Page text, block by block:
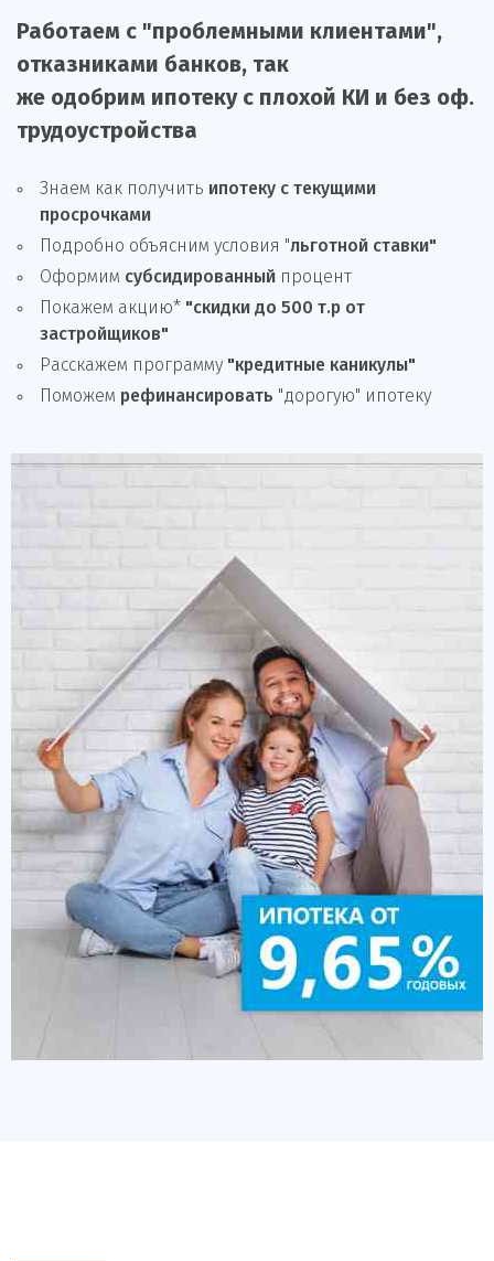
Работаем с "проблемными клиентами",
отказниками банков, так
же одобрим ипотеку с плохой КИ и без оф.
трудоустройства
Знаем как получить ипотеку с текущими
просрочками
Подробно объясним условия "льготной ставки"
Оформим субсидированный процент
Покажем акцию* "скидки до 500 т.р от
застройщиков"
Расскажем программу "кредитные каникулы"
Поможем рефинансировать "дорогую" ипотеку